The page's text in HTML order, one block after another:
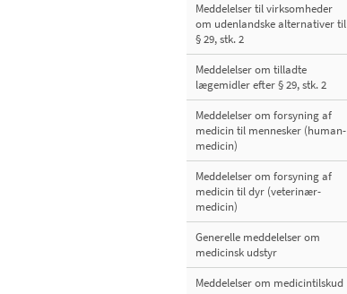
Meddelelser til virksomheder
om udenlandske alternativer til
§ 29, stk. 2
Meddelelser om tilladte
lægemidler efter § 29, stk. 2
Meddelelser om forsyning af
medicin til mennesker (human-
medicin)
Meddelelser om forsyning af
medicin til dyr (veterinær-
medicin)
Generelle meddelelser om
medicinsk udstyr
Meddelelser om medicintilskud